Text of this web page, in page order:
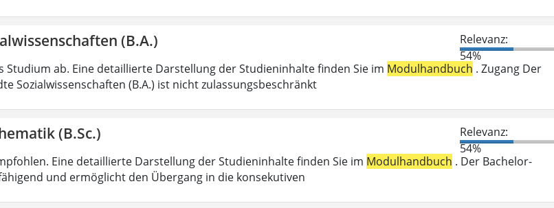
(B.A.)
Relevanz:
54%
Studium ab. Eine detaillierte Darstellung der Studieninhalte finden Sie im Modulhandbuch . Zugang Der
Sozialwissenschaften (B.A.) ist nicht zulassungsbeschränkt
(B.Sc.)
Relevanz:
54%
Eine detaillierte Darstellung der Studieninhalte finden Sie im Modulhandbuch . Der Bachelor-
und ermöglicht den Übergang in die konsekutiven